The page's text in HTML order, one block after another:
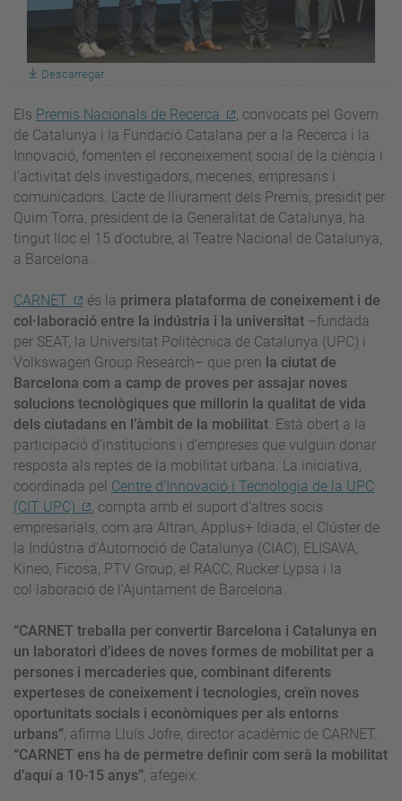
Descarregar
Els Premis Nacionals de Recerca
, convocats pel Govern
de Catalunya i la Fundació Catalana per a la Recerca i la
Innovació, fomenten el reconeixement social de la ciència i
l’activitat dels investigadors, mecenes, empresaris i
comunicadors. L’acte de lliurament dels Premis, presidit per
Quim Torra, president de la Generalitat de Catalunya, ha
tingut lloc el 15 d’octubre, al Teatre Nacional de Catalunya,
a Barcelona.
CARNET és la primera plataforma de coneixement i de
col·laboració entre la indústria i la universitat –fundada
per SEAT, la Universitat Politècnica de Catalunya (UPC) i
Volkswagen Group Research– que pren la ciutat de
Barcelona com a camp de proves per assajar noves
solucions tecnològiques que millorin la qualitat de vida
dels ciutadans en l’àmbit de la mobilitat . Està obert a la
participació d’institucions i d’empreses que vulguin donar
resposta als reptes de la mobilitat urbana. La iniciativa,
coordinada pel Centre d’Innovació i Tecnologia de la UPC
(CIT UPC)
, compta amb el suport d’altres socis
empresarials, com ara Altran, Applus+ Idiada, el Clúster de
la Indústria d'Automoció de Catalunya (CIAC), ELISAVA,
Kineo, Ficosa, PTV Group, el RACC, Rucker Lypsa i la
col·laboració de l’Ajuntament de Barcelona.
“CARNET treballa per convertir Barcelona i Catalunya en
un laboratori d’idees de noves formes de mobilitat per a
persones i mercaderies que, combinant diferents
experteses de coneixement i tecnologies, creïn noves
oportunitats socials i econòmiques per als entorns
urbans” , afirma Lluís Jofre, director acadèmic de CARNET.
“CARNET ens ha de permetre definir com serà la mobilitat
d’aquí a 10-15 anys” , afegeix.